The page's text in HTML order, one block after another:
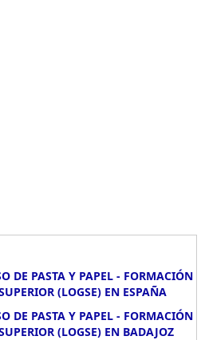
DE PASTA Y PAPEL - FORMACIÓN
(LOGSE) EN ESPAÑA
DE PASTA Y PAPEL - FORMACIÓN
(LOGSE) EN BADAJOZ